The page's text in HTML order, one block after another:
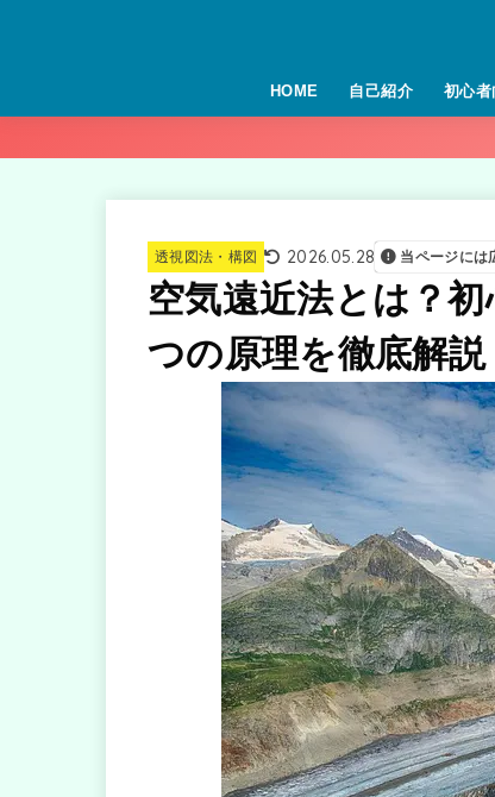
HOME 自己紹介 初心
透視図法・構図 2026.05.28 当ページには
空気遠近法とは？
つの原理を徹底解説